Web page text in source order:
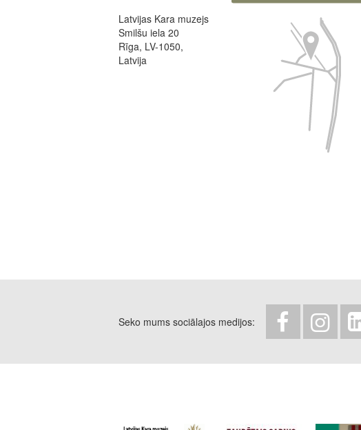
Latvijas Kara muzejs
Smilšu iela 20
Rīga, LV-1050,
Latvija
Seko mums sociālajos medijos